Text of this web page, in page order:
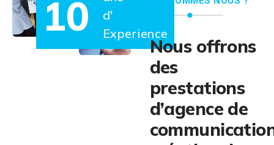
10
d'
Experience
Nous offrons
des
prestations
d’agence de